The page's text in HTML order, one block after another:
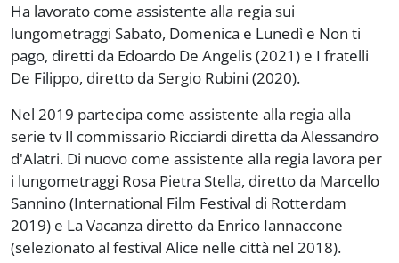
Ha lavorato come assistente alla regia sui
lungometraggi Sabato, Domenica e Lunedì e Non ti
pago, diretti da Edoardo De Angelis (2021) e I fratelli
De Filippo, diretto da Sergio Rubini (2020).
Nel 2019 partecipa come assistente alla regia alla
serie tvIl commissario Ricciardi diretta da Alessandro
d'Alatri. Di nuovo come assistente alla regia lavora per
i lungometraggi Rosa Pietra Stella, diretto da Marcello
Sannino (International Film Festival di Rotterdam
2019) e La Vacanza diretto da Enrico Iannaccone
(selezionato al festival Alice nelle città nel 2018).